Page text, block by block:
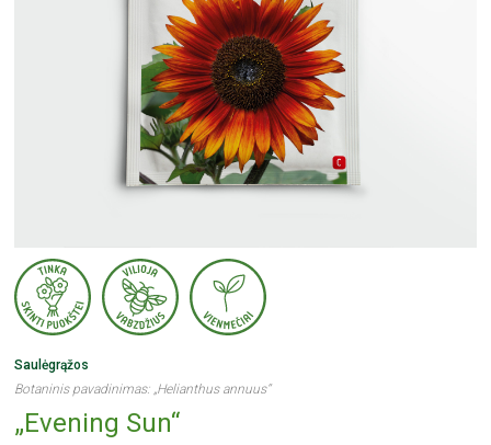
Saulėgrąžos
Botaninis pavadinimas: „Helianthus annuus“
„Evening Sun“